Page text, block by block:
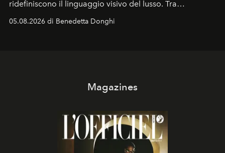
ridefiniscono il linguaggio visivo del lusso. Tra
protagonisti del cinema, volti della cultura
contemporanea e storytelling d'autore, le maison
05.08.2026 di Benedetta Donghi
Magazines